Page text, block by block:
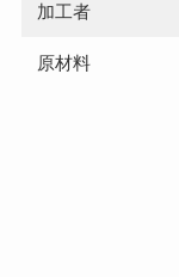
加工者
原材料